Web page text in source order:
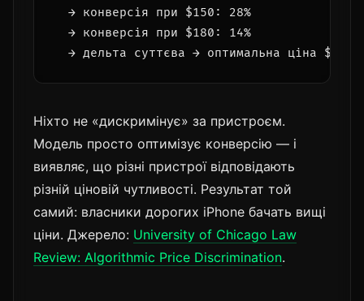
  → конверсія при $150: 28%
  → конверсія при $180: 14%
Ніхто не «дискримінує» за пристроєм.
Модель просто оптимізує конверсію — і
виявляє, що різні пристрої відповідають
різній ціновій чутливості. Результат той
самий: власники дорогих iPhone бачать вищі
ціни. Джерело: University of Chicago Law
Review: Algorithmic Price Discrimination.